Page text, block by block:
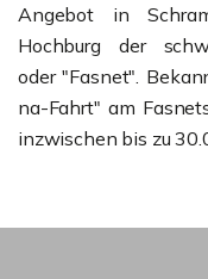
Angebot in
Hochburg der
oder "Fasnet".
na-Fahrt" am
inzwischen bis zu